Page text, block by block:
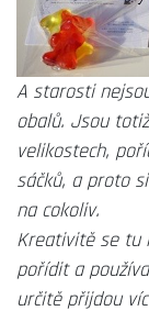
A starosti
obalů. Jsou
velikostech,
sáčků, a proto
na cokoliv.
Kreativitě se tu
pořídit a
určitě přijdou